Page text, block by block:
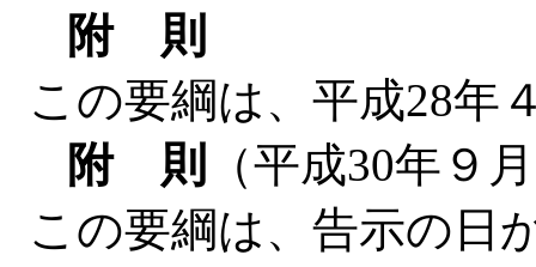
附 則
この要綱は、平成28年
附 則
（平成30年９
この要綱は、告示の日